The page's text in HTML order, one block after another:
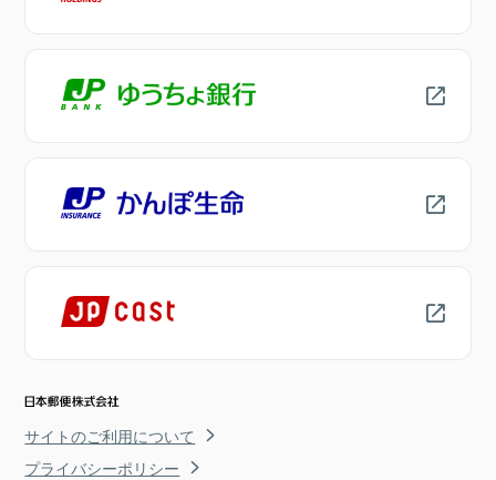
サイトのご利用について
プライバシーポリシー